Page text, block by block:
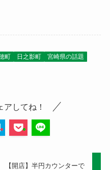
町 日之影町
宮崎県の話題
アしてね！
【開店】半円カウンターで